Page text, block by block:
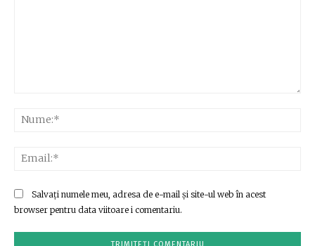
Salvați numele meu, adresa de e-mail și site-ul web în acest
browser pentru data viitoare i comentariu.